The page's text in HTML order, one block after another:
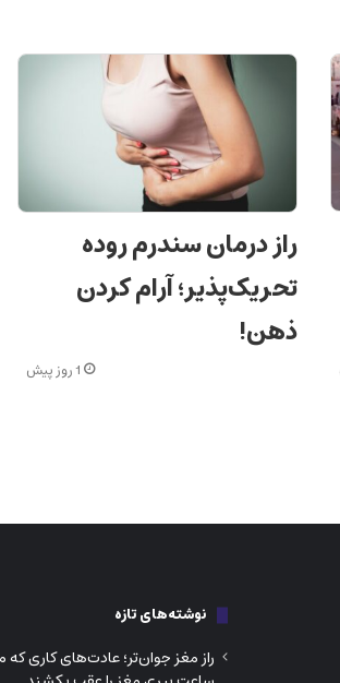
راز درمان سندرم روده
تحریک‌پذیر؛ آرام کردن
ذهن!
1 روز پیش
نوشته‌های تازه
راز مغز جوان‌تر؛ عادت‌های کاری که